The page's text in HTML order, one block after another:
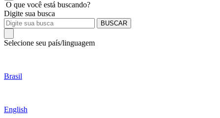
O que você está buscando?
Digite sua busca
BUSCAR
Selecione seu país/linguagem
Brasil
English